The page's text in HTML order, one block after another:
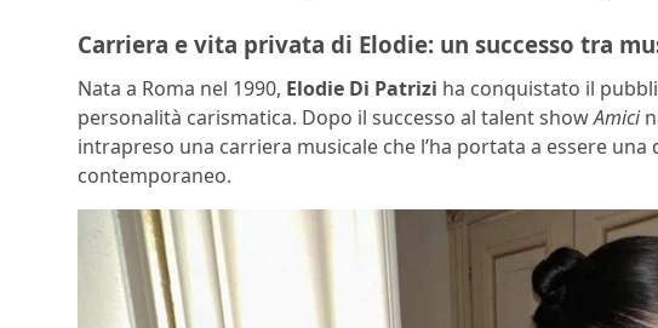
Carriera e vita privata di Elodie: un successo tra
Nata a Roma nel 1990, Elodie Di Patrizi ha conquistato il
personalità carismatica. Dopo il successo al talent showAmici
intrapreso una carriera musicale che l’ha portata a essere
contemporaneo.